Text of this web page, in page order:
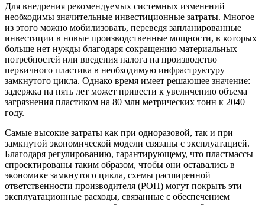
Для внедрения рекомендуемых системных изменений
необходимы значительные инвестиционные затраты. Многое
из этого можно мобилизовать, переведя запланированные
инвестиции в новые производственные мощности, в которых
больше нет нужды благодаря сокращению материальных
потребностей или введения налога на производство
первичного пластика в необходимую инфраструктуру
замкнутого цикла. Однако время имеет решающее значение:
задержка на пять лет может привести к увеличению объема
загрязнения пластиком на 80 млн метрических тонн к 2040
году.
Самые высокие затраты как при одноразовой, так и при
замкнутой экономической модели связаны с эксплуатацией.
Благодаря регулированию, гарантирующему, что пластмассы
спроектированы таким образом, чтобы они оставались в
экономике замкнутого цикла, схемы расширенной
ответственности производителя (РОП) могут покрыть эти
эксплуатационные расходы, связанные с обеспечением